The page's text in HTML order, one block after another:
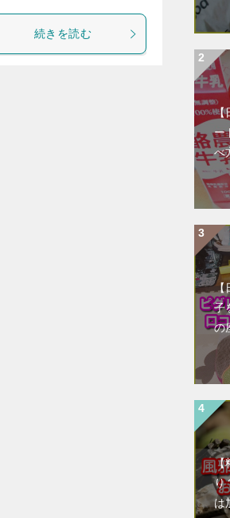
続きを読む
【
ー
べ
【
子
の
【
り
は